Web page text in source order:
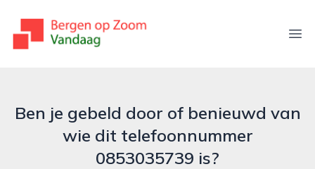
bergenopzoomvandaag.nl
Ben je gebeld door of benieuwd van
wie dit telefoonnummer
0853035739 is?